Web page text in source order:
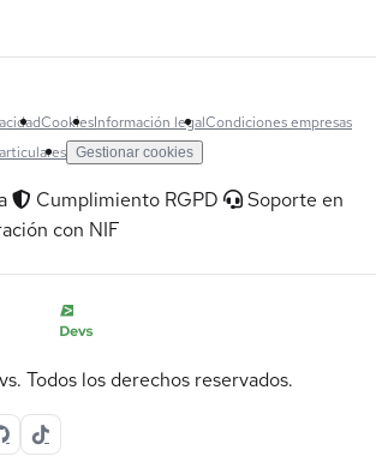
CookiesInformación legalCondiciones empresas
Gestionar cookies
Cumplimiento RGPD
Soporte en
con NIF
Todos los derechos reservados.